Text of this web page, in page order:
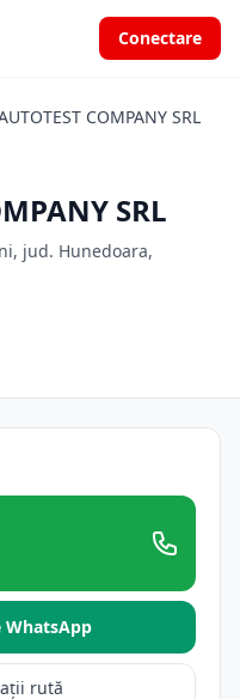
Conectare
COMPANY SRL
SRL
jud. Hunedoara,
WhatsApp
rută